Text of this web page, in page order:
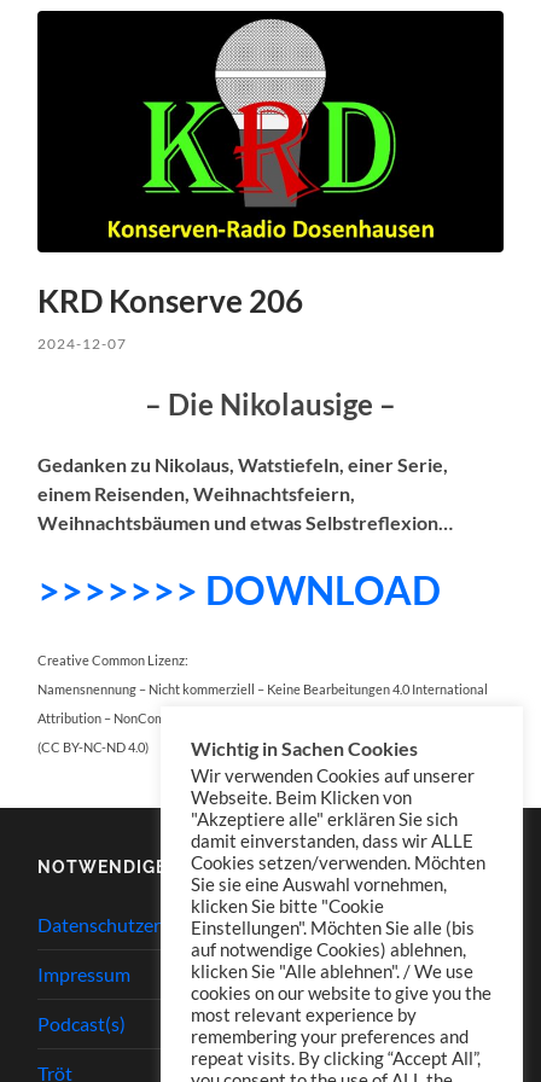
KRD Konserve 206
2024-12-07
– Die Nikolausige –
Gedanken zu Nikolaus, Watstiefeln, einer Serie,
einem Reisenden, Weihnachtsfeiern,
Weihnachtsbäumen und etwas Selbstreflexion…
>>>>>>> DOWNLOAD
Creative Common Lizenz:
Namensnennung – Nicht kommerziell – Keine Bearbeitungen 4.0 International
Attribution – NonCommercial – NoDerivatives 4.0 International
(CC BY-NC-ND 4.0)
NOTWENDIGES
Datenschutzerklärung
Impressum
Podcast(s)
Tröt
Wichtig in Sachen Cookies
Wir verwenden Cookies auf unserer
Webseite. Beim Klicken von
"Akzeptiere alle" erklären Sie sich
damit einverstanden, dass wir ALLE
Cookies setzen/verwenden. Möchten
Sie sie eine Auswahl vornehmen,
klicken Sie bitte "Cookie
Einstellungen". Möchten Sie alle (bis
auf notwendige Cookies) ablehnen,
klicken Sie "Alle ablehnen". / We use
cookies on our website to give you the
most relevant experience by
remembering your preferences and
repeat visits. By clicking “Accept All”,